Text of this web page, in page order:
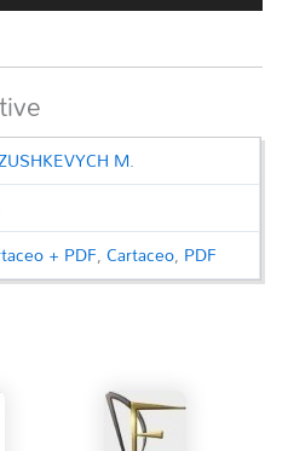
M.
+ PDF,Cartaceo, PDF